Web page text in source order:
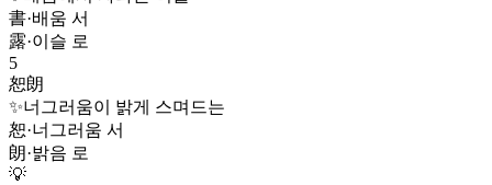
書·배움 서
露·이슬 로
5
恕朗
✨너그러움이 밝게 스며드는
恕·너그러움 서
朗·밝음 로
💡